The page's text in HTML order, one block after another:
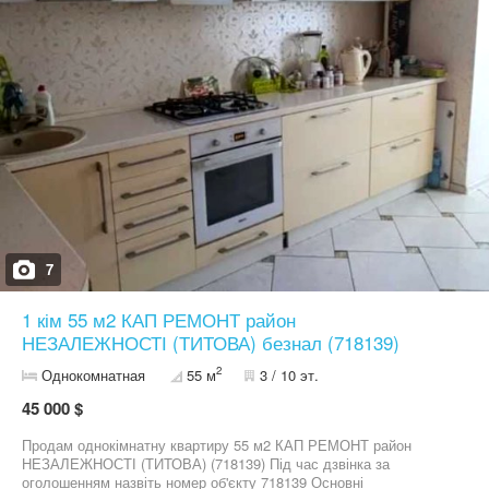
Діївська (Братів Трофімових) - Метробудівська - Кондратюка Ви
серйозний покупець, і у Вас залишилися питання? Поставте їх
нам по телефону! Під час дзвінка за оголошенням назвіть номер
об'єкту 719341 Більше пропозицій Ви знайдете в нашому акаунті
на цьому сайті.
7
1 кім 55 м2 КАП РЕМОНТ район
НЕЗАЛЕЖНОСТІ (ТИТОВА) безнал (718139)
Однокомнатная 55 м2 3 / 10 эт.
45 000 $
Продам однокімнатну квартиру 55 м2 КАП РЕМОНТ район
НЕЗАЛЕЖНОСТІ (ТИТОВА) (718139) Під час дзвінка за
оголошенням назвіть номер об'єкту 718139 Основні